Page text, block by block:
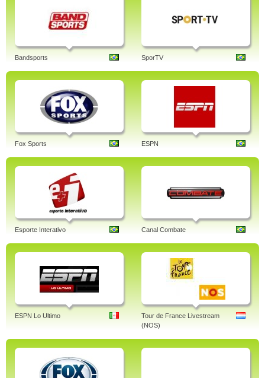
Bandsports SporTV
Fox Sports ESPN
Esporte Interativo Canal Combate
ESPN Lo Ultimo
Tour de France Livestream
(NOS)